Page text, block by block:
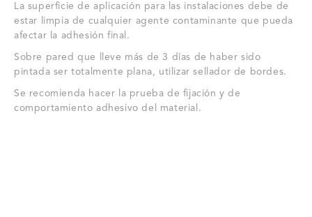
La superficie de aplicación para las instalaciones debe de
estar limpia de cualquier agente contaminante que pueda
afectar la adhesión final.
Sobre pared que lleve más de 3 días de haber sido
pintada ser totalmente plana, utilizar sellador de bordes.
Se recomienda hacer la prueba de fijación y de
comportamiento adhesivo del material.